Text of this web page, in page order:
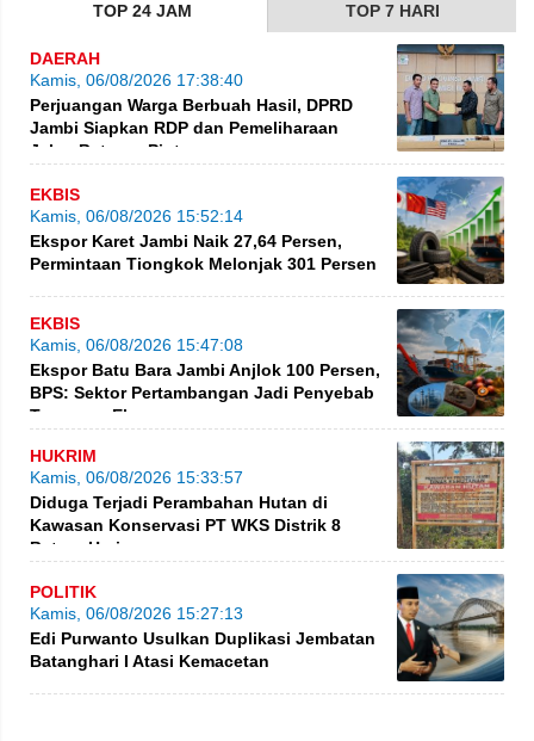
TOP 24 JAM TOP 7 HARI
DAERAH
Kamis, 06/08/2026 17:38:40
Perjuangan Warga Berbuah Hasil, DPRD
Jambi Siapkan RDP dan Pemeliharaan
Jalan Betung–Pintas
EKBIS
Kamis, 06/08/2026 15:52:14
Ekspor Karet Jambi Naik 27,64 Persen,
Permintaan Tiongkok Melonjak 301 Persen
EKBIS
Kamis, 06/08/2026 15:47:08
Ekspor Batu Bara Jambi Anjlok 100 Persen,
BPS: Sektor Pertambangan Jadi Penyebab
Turunnya Ekspor
HUKRIM
Kamis, 06/08/2026 15:33:57
Diduga Terjadi Perambahan Hutan di
Kawasan Konservasi PT WKS Distrik 8
BatangHari
POLITIK
Kamis, 06/08/2026 15:27:13
Edi Purwanto Usulkan Duplikasi Jembatan
Batanghari I Atasi Kemacetan